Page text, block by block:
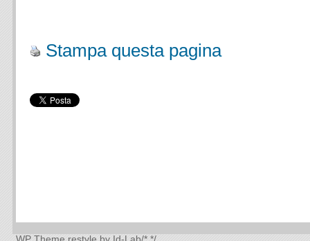
Stampa questa pagina